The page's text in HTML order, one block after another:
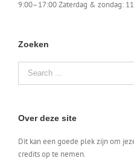
9:00–17:00 Zaterdag & zondag:
Zoeken
Search
Over deze site
Dit kan een goede plek zijn om
credits op te nemen.